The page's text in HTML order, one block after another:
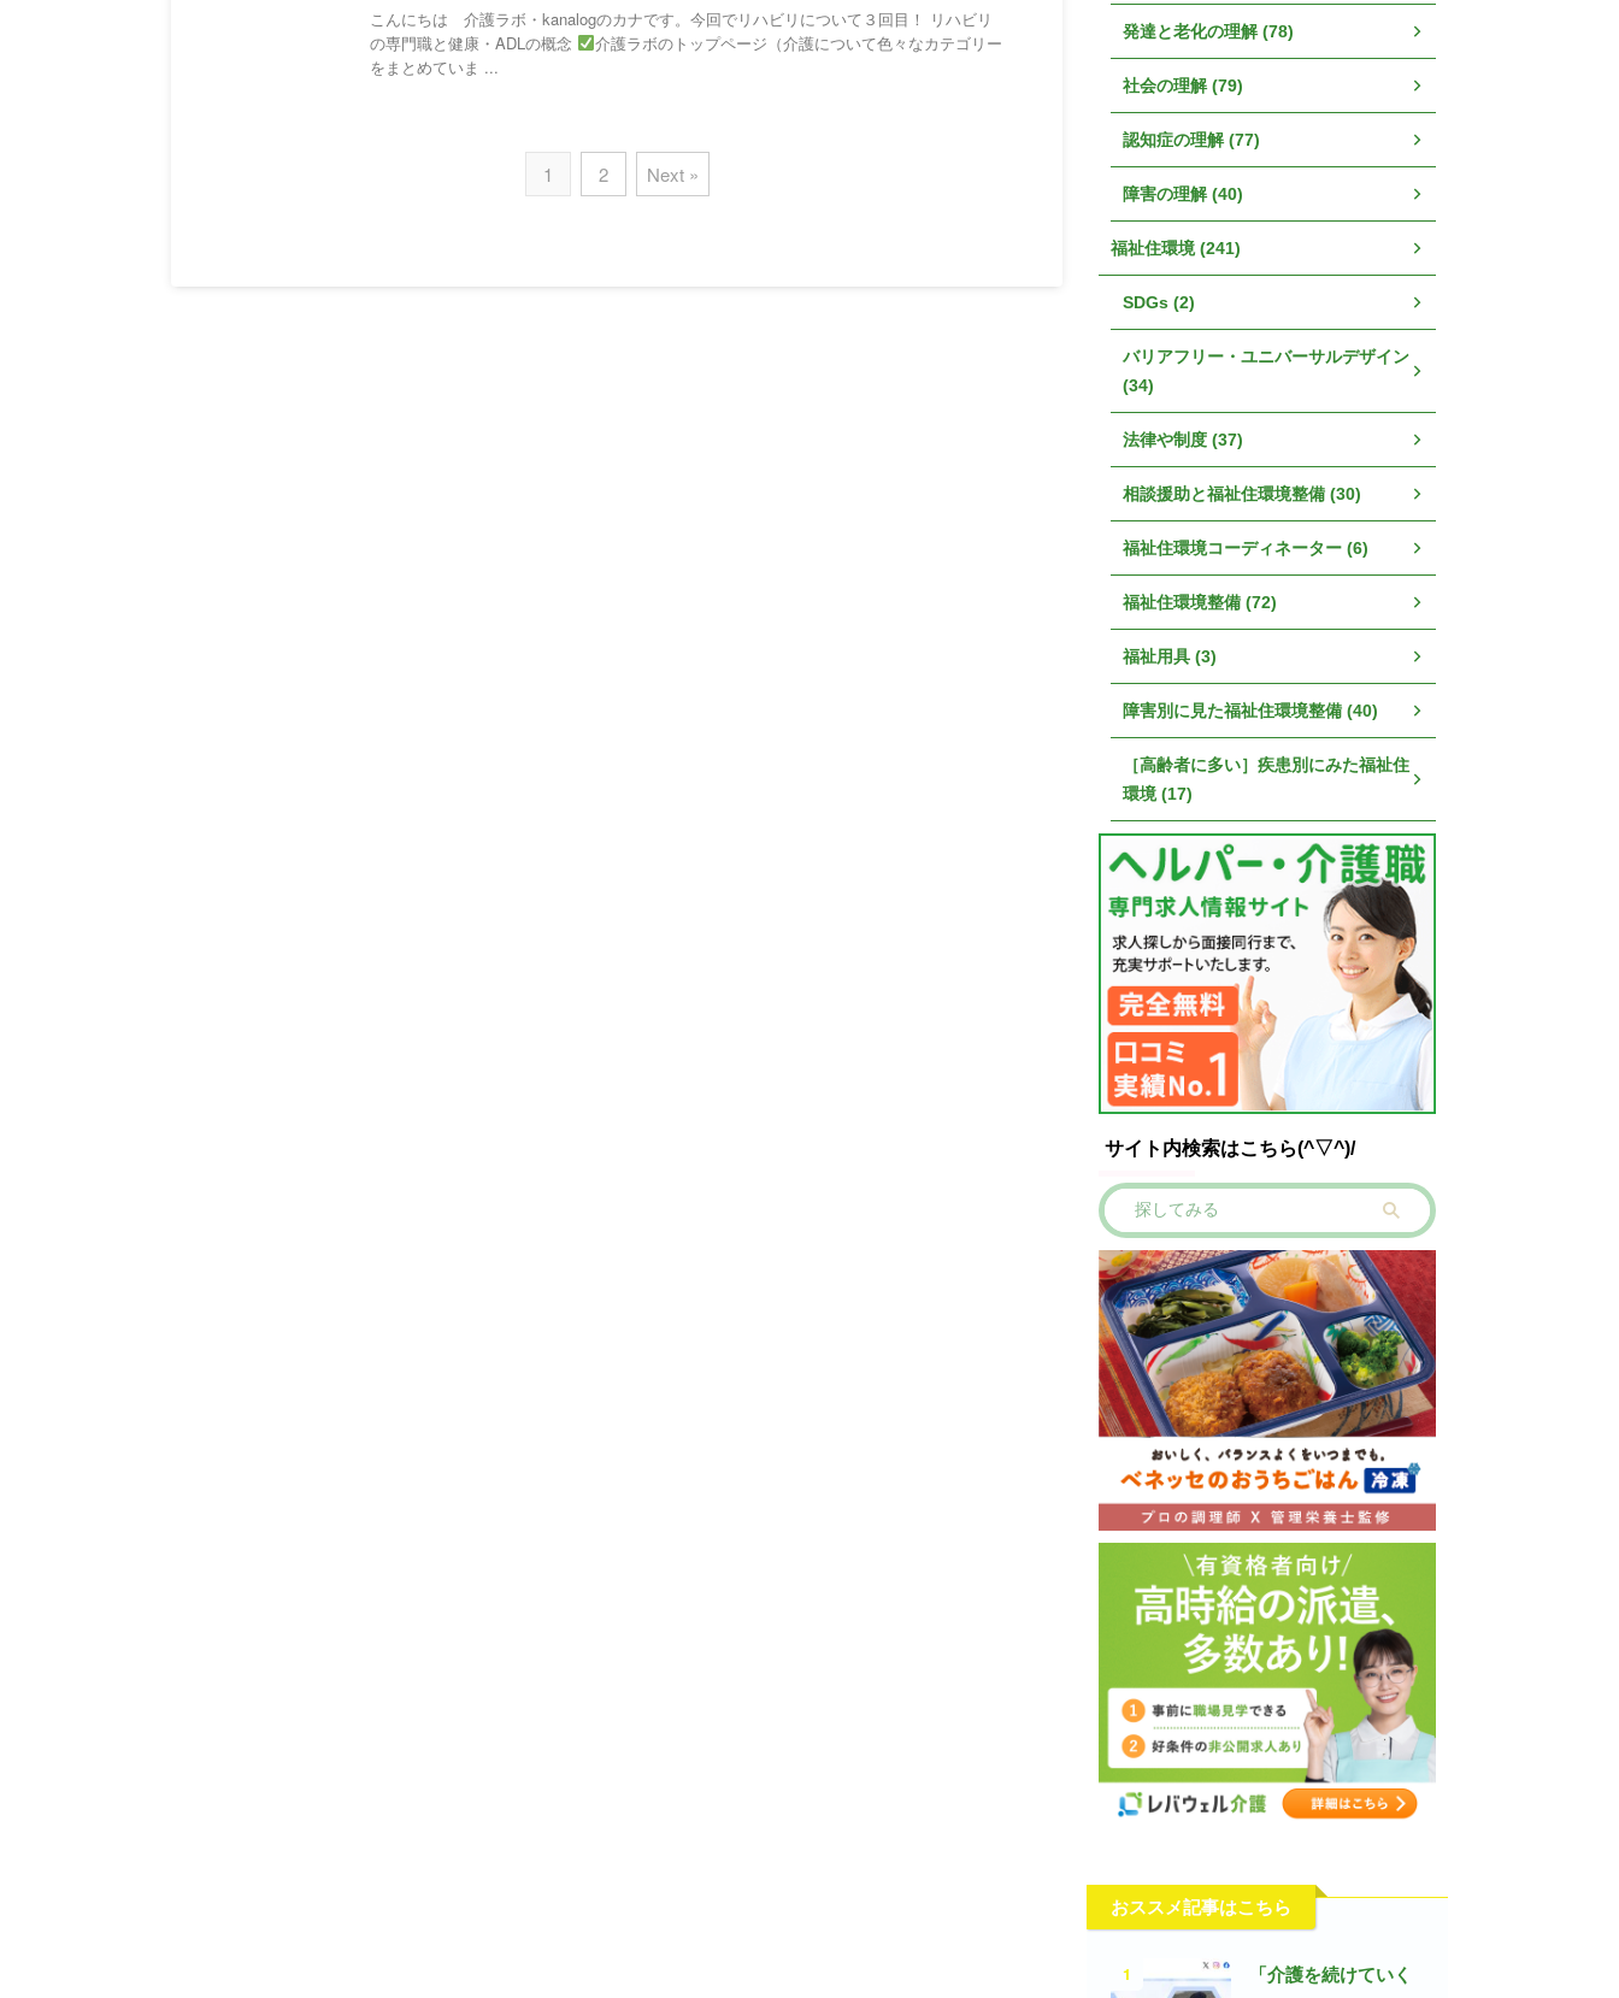
こんにちは 介護ラボ・kanalogのカナです。今回でリハビリについて３回目！ リハビリ
の専門職と健康・ADLの概念
介護ラボのトップページ（介護について色々なカテゴリー
をまとめていま ...
1 2 Next »
発達と老化の理解 (78)
社会の理解 (79)
認知症の理解 (77)
障害の理解 (40)
福祉住環境 (241)
SDGs (2)
バリアフリー・ユニバーサルデザイン
(34)
法律や制度 (37)
相談援助と福祉住環境整備 (30)
福祉住環境コーディネーター (6)
福祉住環境整備 (72)
福祉用具 (3)
障害別に見た福祉住環境整備 (40)
［高齢者に多い］疾患別にみた福祉住
環境 (17)
サイト内検索はこちら(^▽^)/
おススメ記事はこちら
1
「介護を続けていく